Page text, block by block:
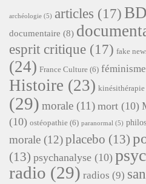
archéologie (5) articles (17) BD
documentaire (8)
esprit critique (17) fake
(24) France Culture (6) féminisme
Histoire (23) kinésithérapie
(29) morale (11) mort (10)
(10) ostéopathie (6) paranormal (5)
morale (12)placebo (13)
(13) psychanalyse (10)
radio (29) radios (9)